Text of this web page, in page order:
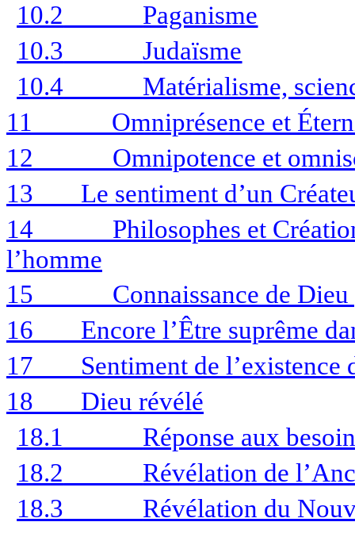
10.2
Paganisme
10.3
Judaïsme
10.4
Matérialisme,
11
Omniprésence et
12
Omnipotence et
13
Le sentiment d’un
14
Philosophes et
l’homme
15
Connaissance de
16
Encore l’Être suprême
17
Sentiment de
18
Dieu révélé
18.1
Réponse aux
18.2
Révélation de
18.3
Révélation du